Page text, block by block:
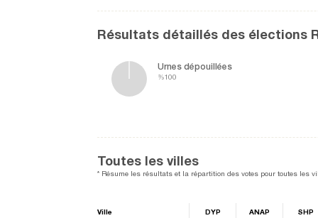
Résultats détaillés des élections
Urnes dépouillées
%100
Toutes les villes
* Résume les résultats et la répartition des votes pour toutes les
Ville DYP ANAP SHP